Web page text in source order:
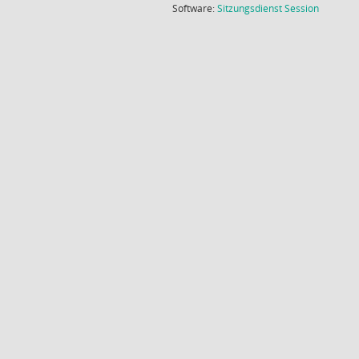
Software:SitzungsdienstSession(Wird in